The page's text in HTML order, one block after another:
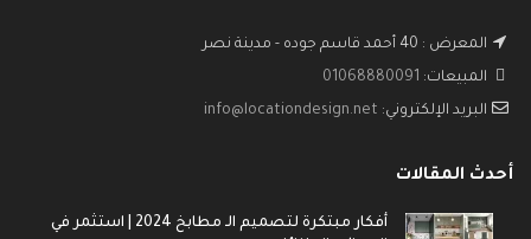
المعرض : 40 أحمد قاسم جوده - مدينة نصر
المبيعات: 01068880091
البريد الإلكتروني: info@locationdesign.net
أحدث المقالات
أفكار مبتكرة لتصميم الـ مطابخ 2024 | استثمر في